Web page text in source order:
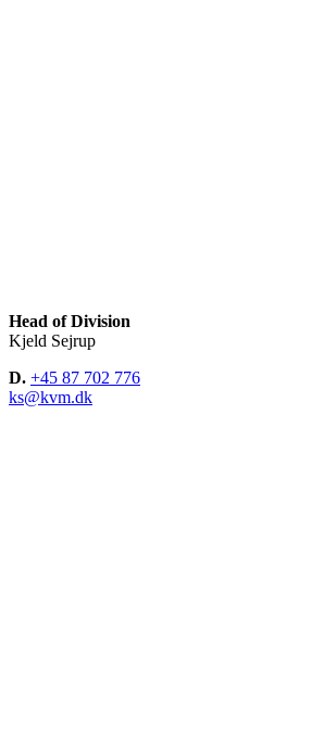
Head of Division
Kjeld Sejrup
D. +45 87 702 776
ks@kvm.dk